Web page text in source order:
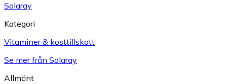
Solaray
Kategori
Vitaminer & kosttillskott
Se mer från Solaray
Allmänt